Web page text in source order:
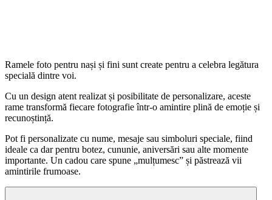
Ramele foto pentru nași și fini sunt create pentru a celebra legătura
specială dintre voi.
Cu un design atent realizat și posibilitate de personalizare, aceste
rame transformă fiecare fotografie într-o amintire plină de emoție și
recunoștință.
Pot fi personalizate cu nume, mesaje sau simboluri speciale, fiind
ideale ca dar pentru botez, cununie, aniversări sau alte momente
importante. Un cadou care spune „mulțumesc” și păstrează vii
amintirile frumoase.